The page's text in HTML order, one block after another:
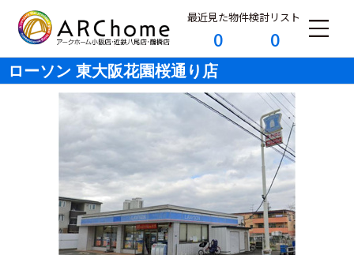
最近見た物件
0
検討リスト
0
ローソン 東大阪花園桜通り店